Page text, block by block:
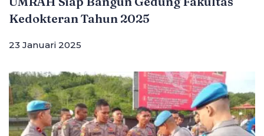
Kedokteran Tahun 2025
23 Januari 2025